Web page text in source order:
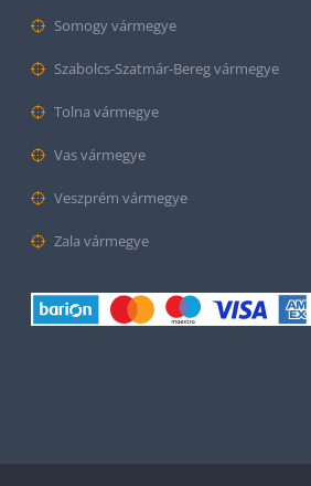
Somogy vármegye
Szabolcs-Szatmár-Bereg vármegye
Tolna vármegye
Vas vármegye
Veszprém vármegye
Zala vármegye